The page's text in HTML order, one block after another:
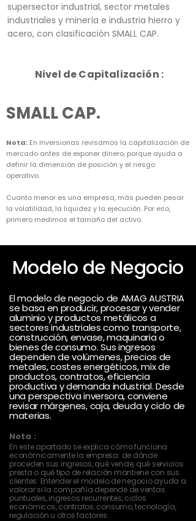
supersector industrial, sector metales
industriales y minería e industria hierro y
acero, con clasificación SMALL CAP.
Nivel de Capitalización :
SMALL CAP.
Nota: En Inversionas revisamos la capitalización de
mercado antes de exponer dinero, porque ayuda a
definir la dimensión de posición y el riesgo
operativo.
Cuanto menor es una empresa, más pueden pesar
la volatilidad, la liquidez y la ejecución. Por eso,
primero medimos el tamaño del activo.
Modelo de Negocio
El modelo de negocio de AMAG AUSTRIA
se basa en producir, procesar y vender
aluminio y productos metálicos a
sectores industriales como transporte,
construcción, envase, maquinaria o
bienes de consumo. Sus ingresos
dependen de volúmenes, precios de
metales, costes energéticos, mix de
productos, contratos, eficiencia
productiva y demanda industrial. Desde
una perspectiva inversora, conviene
revisar márgenes, caja, deuda y ciclo de
materias.
Nota :
En este apartado se explica cómo funciona
económicamente la empresa: de dónde
proceden sus ingresos, qué vende, qué servicios
presta o qué tipo de relación mantiene con sus
clientes. Entender el modelo de negocio ayuda a
valorar si la compañía depende de ventas
puntuales, ingresos recurrentes, ciclos
económicos, contratos, consumo, tecnología,
regulación u otros factores.